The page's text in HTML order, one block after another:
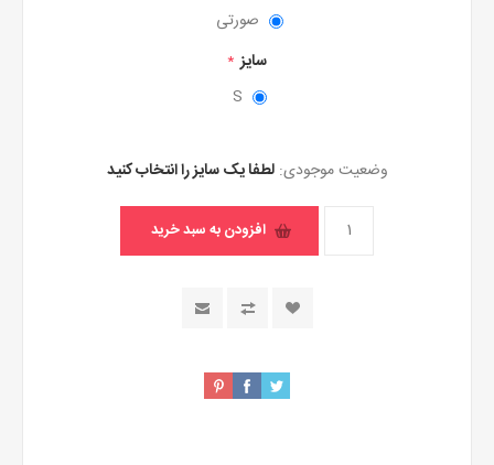
صورتی
سایز *
S
وضعیت موجودی: لطفا یک سایز را انتخاب کنید